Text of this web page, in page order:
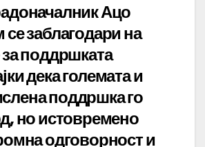
Ацо
заблагодари на
за поддршката
дека големата и
поддршка го
но истовремено
одговорност и